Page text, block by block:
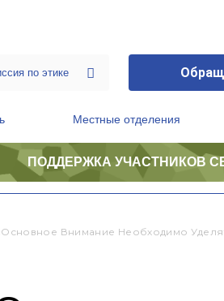
Местные отделения
ПОДДЕРЖКА УЧАСТНИКОВ
Внимание Необходимо